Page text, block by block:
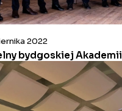
2022
bydgoskiej Akademii